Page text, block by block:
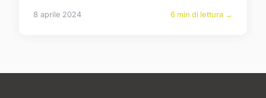
8 aprile 2024 6 min di lettura →